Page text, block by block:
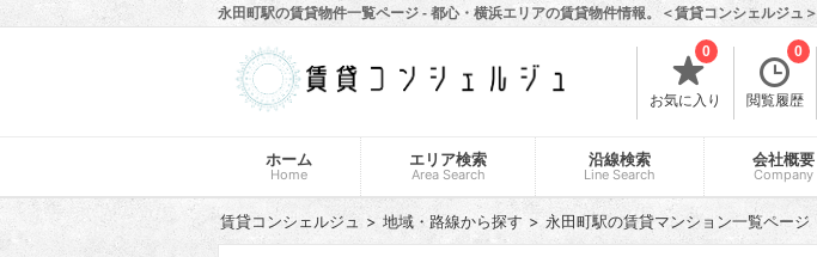
永田町駅の賃貸物件一覧ページ - 都心・横浜エリアの賃貸物件情報。＜賃貸コンシェルジュ＞
お気に入り
0
閲覧履歴
0
ホーム
Home
エリア検索
Area Search
沿線検索
Line Search
会社概要
Company
賃貸コンシェルジュ 地域・路線から探す 永田町駅の賃貸マンション一覧ページ